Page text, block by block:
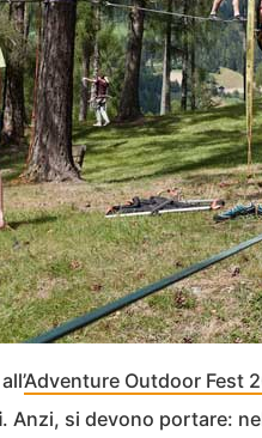
Adventure Outdoor Fest
. Anzi, si devono portare: